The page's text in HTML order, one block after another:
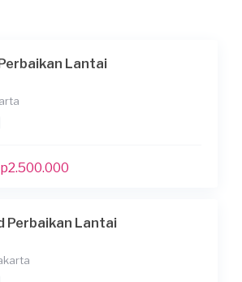
Lantai
Perbaikan Lantai